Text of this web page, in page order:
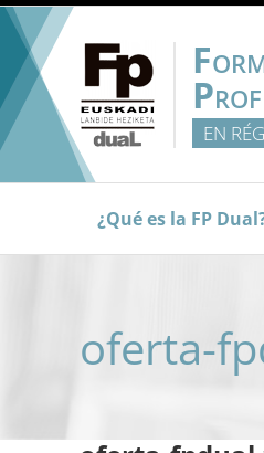
Saltar
contenido
F
P
EN
¿Qué es la FP
oferta-